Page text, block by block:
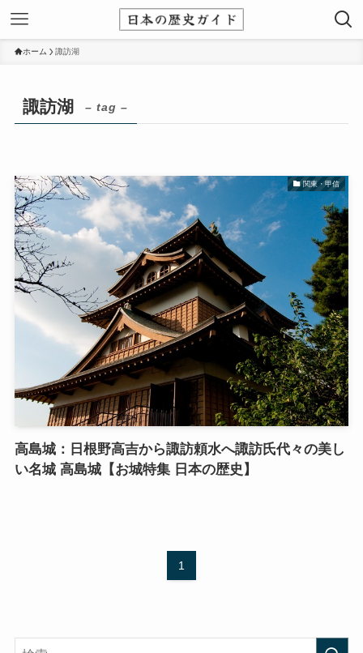
ホーム 諏訪湖
諏訪湖 – tag –
関東・甲信
高島城：日根野高吉から諏訪頼水へ諏訪氏代々の美し
い名城 高島城【お城特集 日本の歴史】
1